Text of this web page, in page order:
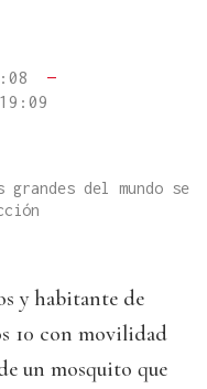
—
del mundo se
y habitante de
10 con movilidad
un mosquito que